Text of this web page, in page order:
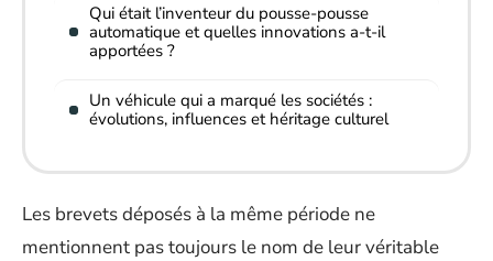
Qui était l’inventeur du pousse-pousse
automatique et quelles innovations a-t-il
apportées ?
Un véhicule qui a marqué les sociétés :
évolutions, influences et héritage culturel
Les brevets déposés à la même période ne
mentionnent pas toujours le nom de leur véritable